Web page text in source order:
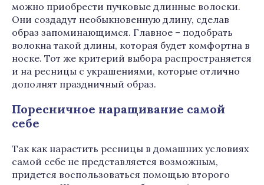
можно приобрести пучковые длинные волоски.
Они создадут необыкновенную длину, сделав
образ запоминающимся. Главное – подобрать
волокна такой длины, которая будет комфортна в
носке. Тот же критерий выбора распространяется
и на ресницы с украшениями, которые отлично
дополнят праздничный образ.
Поресничное наращивание самой
себе
Так как нарастить ресницы в домашних условиях
самой себе не представляется возможным,
придется воспользоваться помощью второго